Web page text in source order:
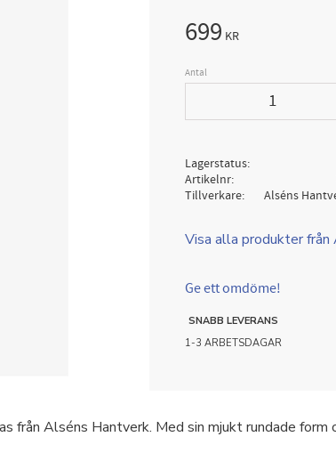
699 KR
Antal
Lagerstatus
Artikelnr
Tillverkare
Alséns
Visa alla produkter från
Ge ett omdöme!
SNABB LEVERANS
1-3 ARBETSDAGAR
från Alséns Hantverk. Med sin mjukt rundade